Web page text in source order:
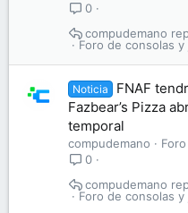
0
Foro de consolas y
compudemano
Noticia
FNAF
Fazbear’s Pizza
temporal
compudemano
0
Foro de consolas y
compudemano